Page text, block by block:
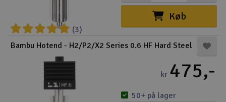
(3)
Køb
Bambu Hotend - H2/P2/X2 Series 0.6 HF Hard Steel
kr 475,-
50+ på lager